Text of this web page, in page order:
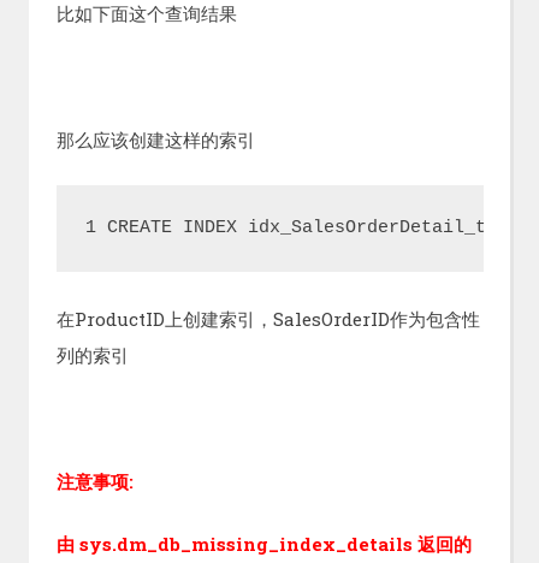
比如下面这个查询结果
那么应该创建这样的索引
1 CREATE INDEX
在ProductID上创建索引，SalesOrderID作为包含性
列的索引
注意事项:
由 sys.dm_db_missing_index_details 返回的